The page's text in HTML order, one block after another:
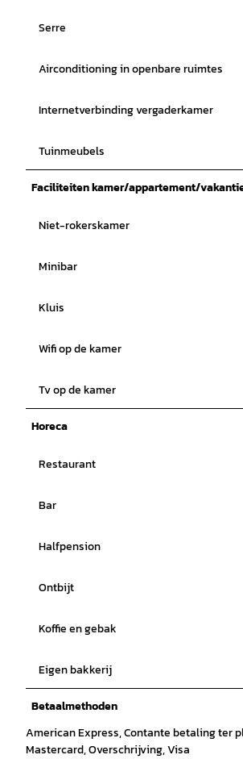
Serre
Airconditioning in openbare ruimtes
Internetverbinding vergaderkamer
Tuinmeubels
Faciliteiten kamer/appartement/
Niet-rokerskamer
Minibar
Kluis
Wifi op de kamer
Tv op de kamer
Horeca
Restaurant
Bar
Halfpension
Ontbijt
Koffie en gebak
Eigen bakkerij
Betaalmethoden
American Express, Contante betaling ter
Mastercard, Overschrijving, Visa